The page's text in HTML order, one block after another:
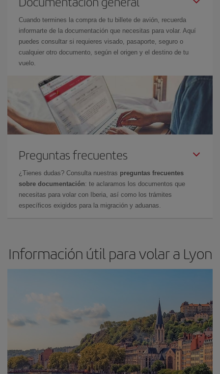
Cuando termines la compra de tu billete de avión, recuerda
informarte de la documentación que necesitas para volar. Aquí
puedes consultar si requieres visado, pasaporte, seguro o
cualquier otro documento, según el origen y el destino de tu
vuelo.
Preguntas frecuentes
¿Tienes dudas? Consulta nuestras preguntas frecuentes
sobre documentación: te aclaramos los documentos que
necesitas para volar con Iberia, así como los trámites
específicos exigidos para la migración y aduanas.
Información útil para volar a Lyon